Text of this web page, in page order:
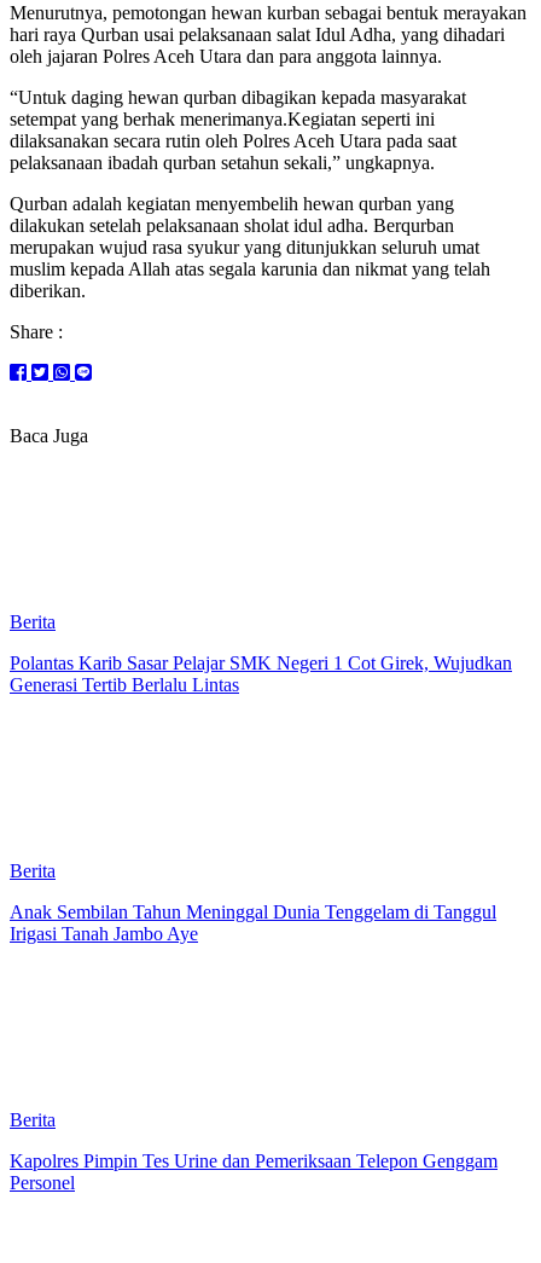
Menurutnya, pemotongan hewan kurban sebagai bentuk merayakan
hari raya Qurban usai pelaksanaan salat Idul Adha, yang dihadari
oleh jajaran Polres Aceh Utara dan para anggota lainnya.
“Untuk daging hewan qurban dibagikan kepada masyarakat
setempat yang berhak menerimanya.Kegiatan seperti ini
dilaksanakan secara rutin oleh Polres Aceh Utara pada saat
pelaksanaan ibadah qurban setahun sekali,” ungkapnya.
Qurban adalah kegiatan menyembelih hewan qurban yang
dilakukan setelah pelaksanaan sholat idul adha. Berqurban
merupakan wujud rasa syukur yang ditunjukkan seluruh umat
muslim kepada Allah atas segala karunia dan nikmat yang telah
diberikan.
Share :
Baca Juga
Berita
Polantas Karib Sasar Pelajar SMK Negeri 1 Cot Girek, Wujudkan
Generasi Tertib Berlalu Lintas
Berita
Anak Sembilan Tahun Meninggal Dunia Tenggelam di Tanggul
Irigasi Tanah Jambo Aye
Berita
Kapolres Pimpin Tes Urine dan Pemeriksaan Telepon Genggam
Personel